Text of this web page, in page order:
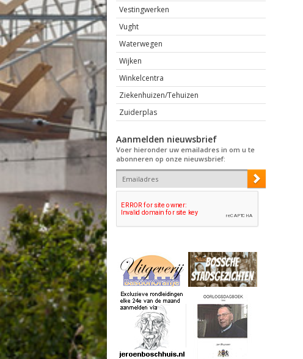
Vestingwerken
Vught
Waterwegen
Wijken
Winkelcentra
Ziekenhuizen/Tehuizen
Zuiderplas
Aanmelden nieuwsbrief
Voer hieronder uw emailadres in om u te
abonneren op onze nieuwsbrief: